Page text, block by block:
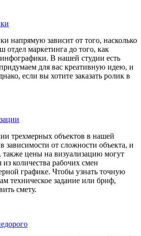
напрямую зависит от того, насколько
отдел маркетинга до того, как
инфографики. В нашей студии есть
для вас креативную идею, и
если вы хотите заказать ролик в
трехмерных объектов в нашей
зависимости от сложности объекта, и
также цены на визуализацию могут
из количества рабочих смен
графике. Чтобы узнать точную
техническое задание или бриф,
смету.